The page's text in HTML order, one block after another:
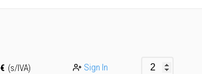
€ (s/IVA) Sign In